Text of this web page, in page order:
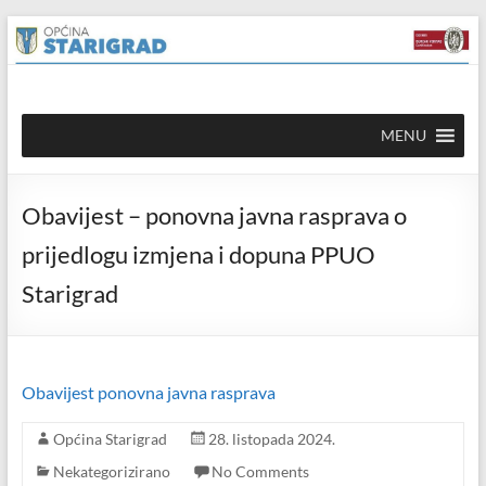
content
Skip
to
content
Općina
Starigrad
mrežna
stranica
MENU
Obavijest – ponovna javna rasprava o
prijedlogu izmjena i dopuna PPUO
Starigrad
Obavijest ponovna javna rasprava
Općina Starigrad
28. listopada 2024.
Nekategorizirano
No Comments